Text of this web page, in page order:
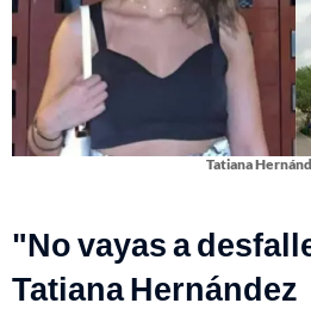
Tatiana
"No vayas a
Tatiana Hernández